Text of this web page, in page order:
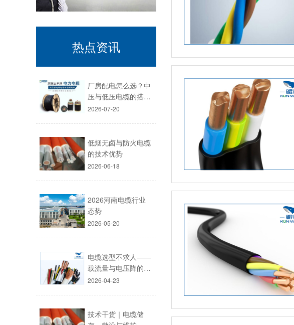
热点资讯
厂房配电怎么选？中
压与低压电缆的搭…
2026-07-20
低烟无卤与防火电缆
的技术优势
2026-06-18
2026河南电缆行业
态势
2026-05-20
电缆选型不求人——
载流量与电压降的…
2026-04-23
技术干货｜电缆储